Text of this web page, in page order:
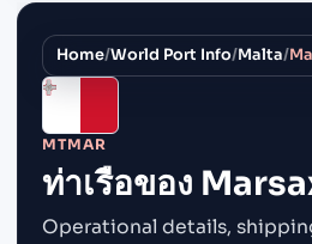
Home/World Port Info/Malta/
MTMAR
ท่าเรือของ
Operational details,